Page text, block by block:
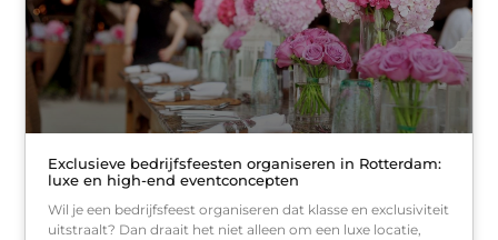
Exclusieve bedrijfsfeesten organiseren in Rotterdam:
luxe en high-end eventconcepten
Wil je een bedrijfsfeest organiseren dat klasse en exclusiviteit
uitstraalt? Dan draait het niet alleen om een luxe locatie,